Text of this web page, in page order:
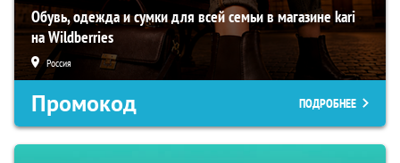
Обувь, одежда и сумки для всей семьи в магазине kari
на Wildberries
Россия
Промокод ПОДРОБНЕЕ